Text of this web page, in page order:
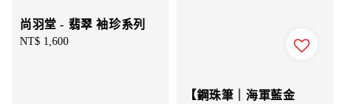
尚羽堂 - 翡翠 袖珍系列
Regular
NT$ 1,600
【鋼珠筆｜海軍藍金